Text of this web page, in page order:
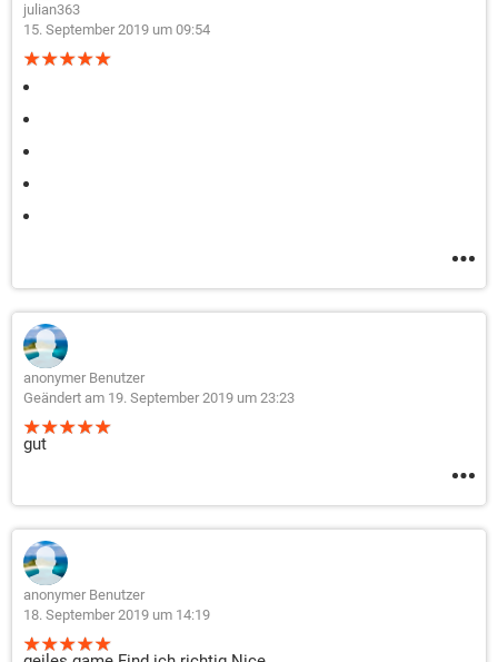
julian363
15. September 2019 um 09:54
anonymer Benutzer
Geändert am 19. September 2019 um 23:23
gut
anonymer Benutzer
18. September 2019 um 14:19